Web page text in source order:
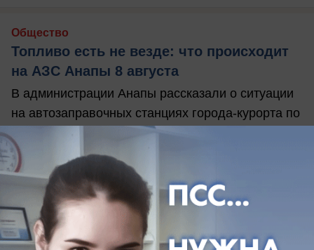
Общество
Топливо есть не везде: что происходит
на АЗС Анапы 8 августа
В администрации Анапы рассказали о ситуации
на автозаправочных станциях города-курорта по
состоянию на 11:30 8 августа.